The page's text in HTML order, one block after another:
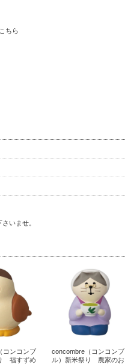
ちら
いませ。
コンコンブ
福すずめ
concombre（コンコンブ
ル）新米祭り 農家のお